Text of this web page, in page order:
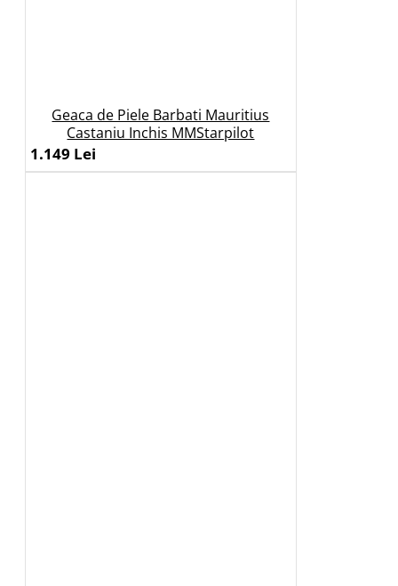
Geaca de Piele Barbati Mauritius
Castaniu Inchis MMStarpilot
1.149 Lei